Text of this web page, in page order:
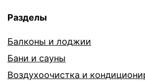
Разделы
Балконы и лоджии
Бани и сауны
Воздухоочистка и